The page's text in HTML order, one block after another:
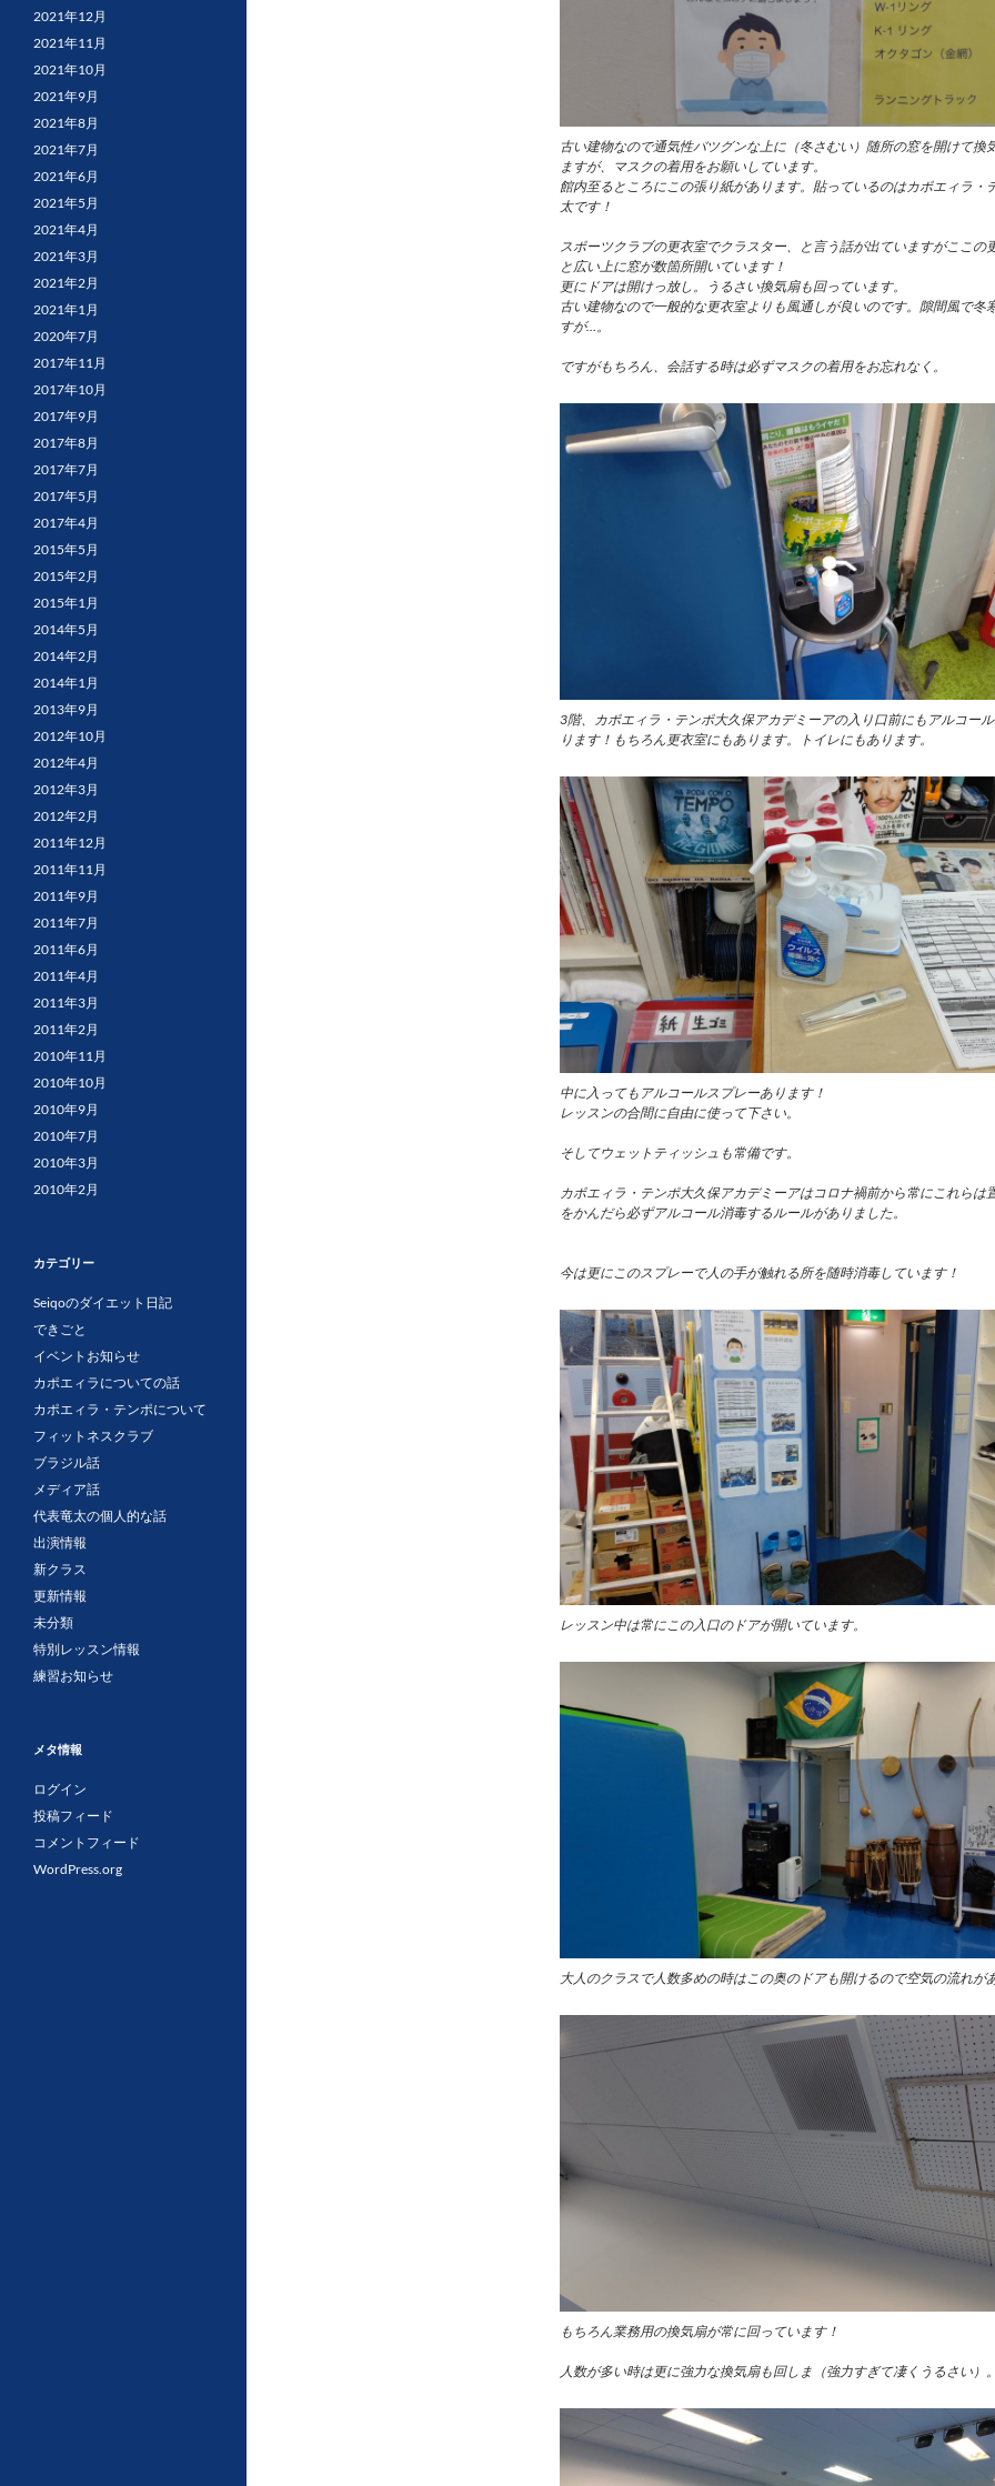
古い建物なので通気性バツグンな上に（冬さむい）随所の窓を開けて換
ますが、マスクの着用をお願いしています。
館内至るところにこの張り紙があります。貼っているのはカポエィラ・
太です！
スポーツクラブの更衣室でクラスター、と言う話が出ていますがここの
と広い上に窓が数箇所開いています！
更にドアは開けっ放し。うるさい換気扇も回っています。
古い建物なので一般的な更衣室よりも風通しが良いのです。隙間風で冬
すが…。
ですがもちろん、会話する時は必ずマスクの着用をお忘れなく。
3階、カポエィラ・テンポ大久保アカデミーアの入り口前にもアルコー
ります！もちろん更衣室にもあります。トイレにもあります。
中に入ってもアルコールスプレーあります！
レッスンの合間に自由に使って下さい。
そしてウェットティッシュも常備です。
カポエィラ・テンポ大久保アカデミーアはコロナ禍前から常にこれらは
をかんだら必ずアルコール消毒するルールがありました。
今は更にこのスプレーで人の手が触れる所を随時消毒しています！
レッスン中は常にこの入口のドアが開いています。
大人のクラスで人数多めの時はこの奥のドアも開けるので空気の流れが
もちろん業務用の換気扇が常に回っています！
人数が多い時は更に強力な換気扇も回しま（強力すぎて凄くうるさい）
2021年12月
2021年11月
2021年10月
2021年9月
2021年8月
2021年7月
2021年6月
2021年5月
2021年4月
2021年3月
2021年2月
2021年1月
2020年7月
2017年11月
2017年10月
2017年9月
2017年8月
2017年7月
2017年5月
2017年4月
2015年5月
2015年2月
2015年1月
2014年5月
2014年2月
2014年1月
2013年9月
2012年10月
2012年4月
2012年3月
2012年2月
2011年12月
2011年11月
2011年9月
2011年7月
2011年6月
2011年4月
2011年3月
2011年2月
2010年11月
2010年10月
2010年9月
2010年7月
2010年3月
2010年2月
カテゴリー
Seiqoのダイエット日記
できごと
イベントお知らせ
カポエィラについての話
カポエィラ・テンポについて
フィットネスクラブ
ブラジル話
メディア話
代表竜太の個人的な話
出演情報
新クラス
更新情報
未分類
特別レッスン情報
練習お知らせ
メタ情報
ログイン
投稿フィード
コメントフィード
WordPress.org